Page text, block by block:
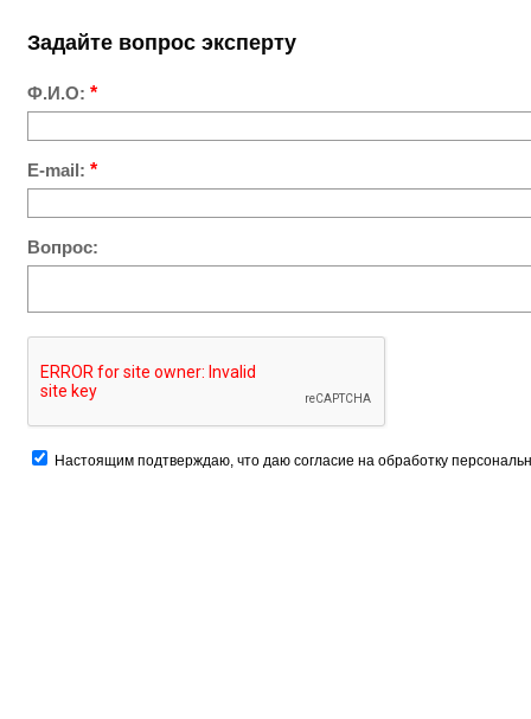
Задайте вопрос эксперту
Ф.И.О: *
E-mail: *
Вопрос:
Настоящим подтверждаю, что даю согласие на обработку